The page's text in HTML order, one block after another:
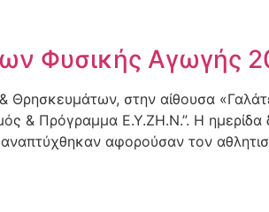
Φυσικής Αγωγής
Θρησκευμάτων, στην αίθουσα
& Πρόγραμμα Ε.Υ.ΖΗ.Ν.”. Η
αφορούσαν τον